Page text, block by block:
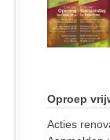
Oproep
Acties